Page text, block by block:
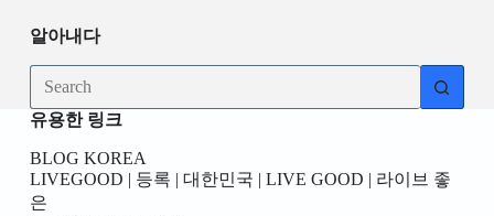
알아내다
유용한 링크
BLOG KOREA
LIVEGOOD | 등록 | 대한민국 | LIVE GOOD | 라이브 좋
은